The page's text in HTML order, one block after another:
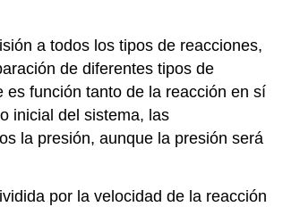
a todos los tipos de reacciones,
de diferentes tipos de
es función tanto de la reacción en sí
inicial del sistema, las
la presión, aunque la presión será
por la velocidad de la reacción